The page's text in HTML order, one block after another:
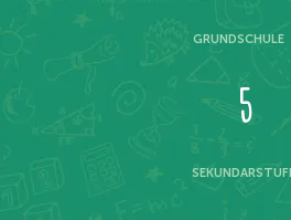
GRUNDSCHULE
5